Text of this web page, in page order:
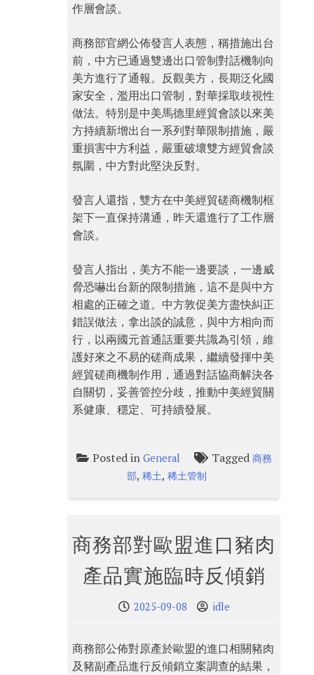
作層會談。
商務部官網公佈發言人表態，稱措施出台
前，中方已通過雙邊出口管制對話機制向
美方進行了通報。反觀美方，長期泛化國
家安全，濫用出口管制，對華採取歧視性
做法。特別是中美馬德里經貿會談以來美
方持續新增出台一系列對華限制措施，嚴
重損害中方利益，嚴重破壞雙方經貿會談
氛圍，中方對此堅決反對。
發言人還指，雙方在中美經貿磋商機制框
架下一直保持溝通，昨天還進行了工作層
會談。
發言人指出，美方不能一邊要談，一邊威
脅恐嚇出台新的限制措施，這不是與中方
相處的正確之道。中方敦促美方盡快糾正
錯誤做法，拿出談的誠意，與中方相向而
行，以兩國元首通話重要共識為引領，維
護好來之不易的磋商成果，繼續發揮中美
經貿磋商機制作用，通過對話協商解決各
自關切，妥善管控分歧，推動中美經貿關
系健康、穩定、可持續發展。
Posted in General Tagged 商務
部,稀土,稀土管制
商務部對歐盟進口豬肉
產品實施臨時反傾銷
2025-09-08 idle
商務部公佈對原產於歐盟的進口相關豬肉
及豬副產品進行反傾銷立案調查的結果，